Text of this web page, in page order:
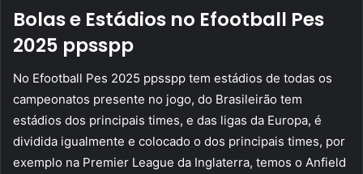
Bolas e Estádios no Efootball Pes
2025 ppsspp
No Efootball Pes 2025 ppsspp tem estádios de todas os
campeonatos presente no jogo, do Brasileirão tem
estádios dos principais times, e das ligas da Europa, é
dividida igualmente e colocado o dos principais times, por
exemplo na Premier League da Inglaterra, temos o Anfield